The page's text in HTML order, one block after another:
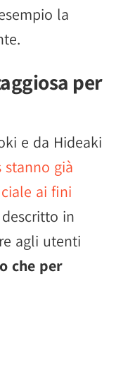
la
per
e da Hideaki
stanno già
ai fini
in
agli utenti
che per